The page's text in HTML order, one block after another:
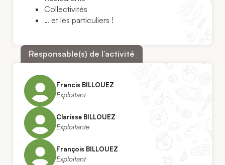
Collectivités
… et les particuliers !
Responsable(s) de l’activité
Francis BILLOUEZ
Exploitant
Clarisse BILLOUEZ
Exploitante
François BILLOUEZ
Exploitant